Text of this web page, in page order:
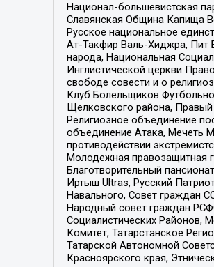
Национал-большевистская
Славянская Община Капища
Русское национальное
Ат-Такфир Валь-Хиджра, Пит
народа, Национальная
Инглистической церкви
свободе совести и о
Клуб Болельщиков
Щелковского района, Правый
Религиозное объединение
объединение Атака, Мечеть
противодействии
Молодежная правозащитная
Благотворительный
Иртыш Ultras, Русский
Навального, Совет граждан
Народный совет граждан
Социалистических Районов,
Комитет, Татарстанское
Татарской Автономной
Красноярского края,